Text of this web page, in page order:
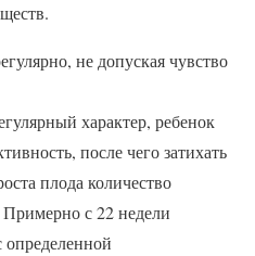
не допуская чувство
характер, ребенок
после чего затихать
плода количество
Примерно с 22 недели